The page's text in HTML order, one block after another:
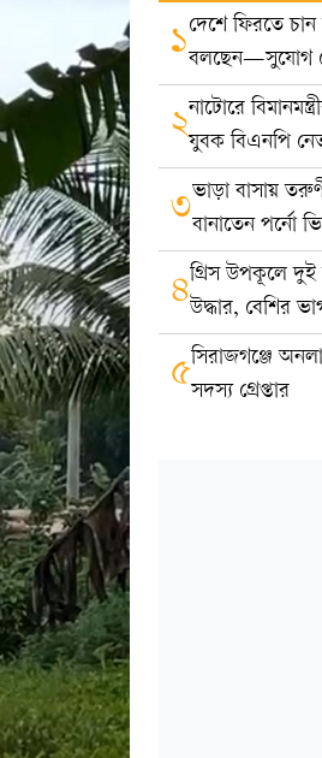
১দেশে ফিরতে চান
বলছেন—সুযোগ
২নাটোরে
যুবক বিএনপি
খেলনা
৩ভাড়া বাসায়
বানাতেন পর্নো
দম্পতি গ্রেপ্তার
৪গ্রিস উপকূলে দুই
উদ্ধার, বেশির
৫সিরাজগঞ্জে
সদস্য গ্রেপ্তার